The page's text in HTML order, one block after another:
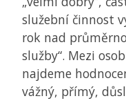
služební činnost
rok nad
služby“. Mezi
najdeme
vážný, přímý,